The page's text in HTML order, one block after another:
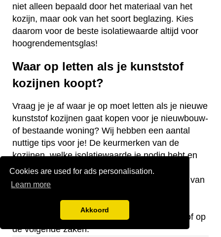
Cookies are used for ads personalisation.
Learn more
Akkoord
niet alleen bepaald door het materiaal van het
kozijn, maar ook van het soort beglazing. Kies
daarom voor de beste isolatiewaarde altijd voor
hoogrendementsglas!
Waar op letten als je kunststof
kozijnen koopt?
Vraag je je af waar je op moet letten als je nieuwe
kunststof kozijnen gaat kopen voor je nieuwbouw-
of bestaande woning? Wij hebben een aantal
nuttige tips voor je! De keurmerken van de
kozijnen, welke isolatiewaarde je nodig hebt en
welk raamtype je wilt laten plaatsen zijn
belangrijke aandachtspunten bij de aanschaf van
Let bij de aanschaf van kozijnen van kunststof op
de volgende zaken: